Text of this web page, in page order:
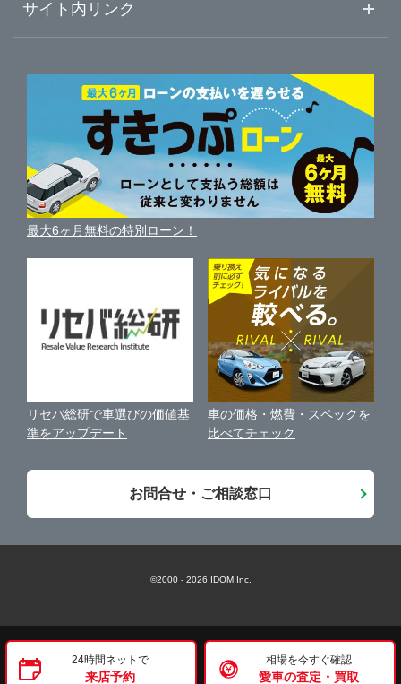
南予
香川県
愛媛県
24時間ネットで
来店予約
相場を今すぐ確認
愛車の査定・買取
中古車人気ランキング
自動車ローンを調べる
ガリバーの自動車ローン
車買い替えの基礎知識
近くのお店で車を探す
ガリバーの査定が選ばれる理由
車を売る時よくある質問
便利な査定サービス
中古車買取相場（毎月更新）
車の個人売買ガイド
車初心者まとめ
新車・中古車カタログ
車の燃費を調べる
車種別クチコミ
車比較サイト
サイト内リンク
サイトマップ
サイトの使用条件
利用規約
保険代理店業務に関する基本方針
古物営業法に基づく表示
お客様の声
会社案内
最大6ヶ月無料の特別ローン！
リセバ総研で車選びの価値基
準をアップデート
車の価格・燃費・スペックを
比べてチェック
お問合せ・ご相談窓口
©2000 - 2026 IDOM Inc.